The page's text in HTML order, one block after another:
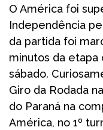
O América foi
Independência
da partida foi
minutos da
sábado.
Giro da Rodada
do Paraná na
América, no 1º